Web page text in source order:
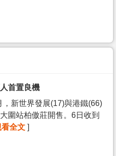
首置良機
，新世界發展(17)與港鐵(66)
圍站柏傲莊開售。6日收到
看全文 ]